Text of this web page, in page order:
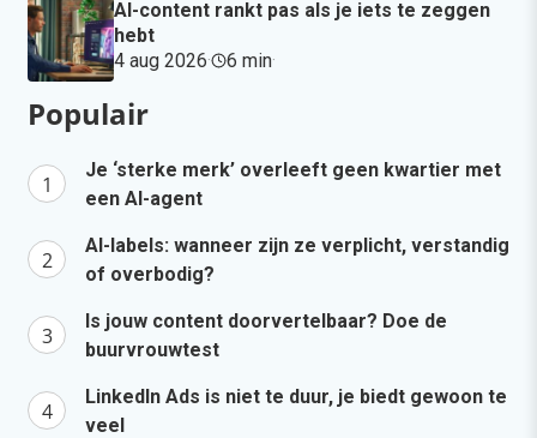
AI-content rankt pas als je iets te zeggen
hebt
4 aug 2026· 6 min·
Populair
Je ‘sterke merk’ overleeft geen kwartier met
een AI-agent
AI-labels: wanneer zijn ze verplicht, verstandig
of overbodig?
Is jouw content doorvertelbaar? Doe de
buurvrouwtest
LinkedIn Ads is niet te duur, je biedt gewoon te
veel